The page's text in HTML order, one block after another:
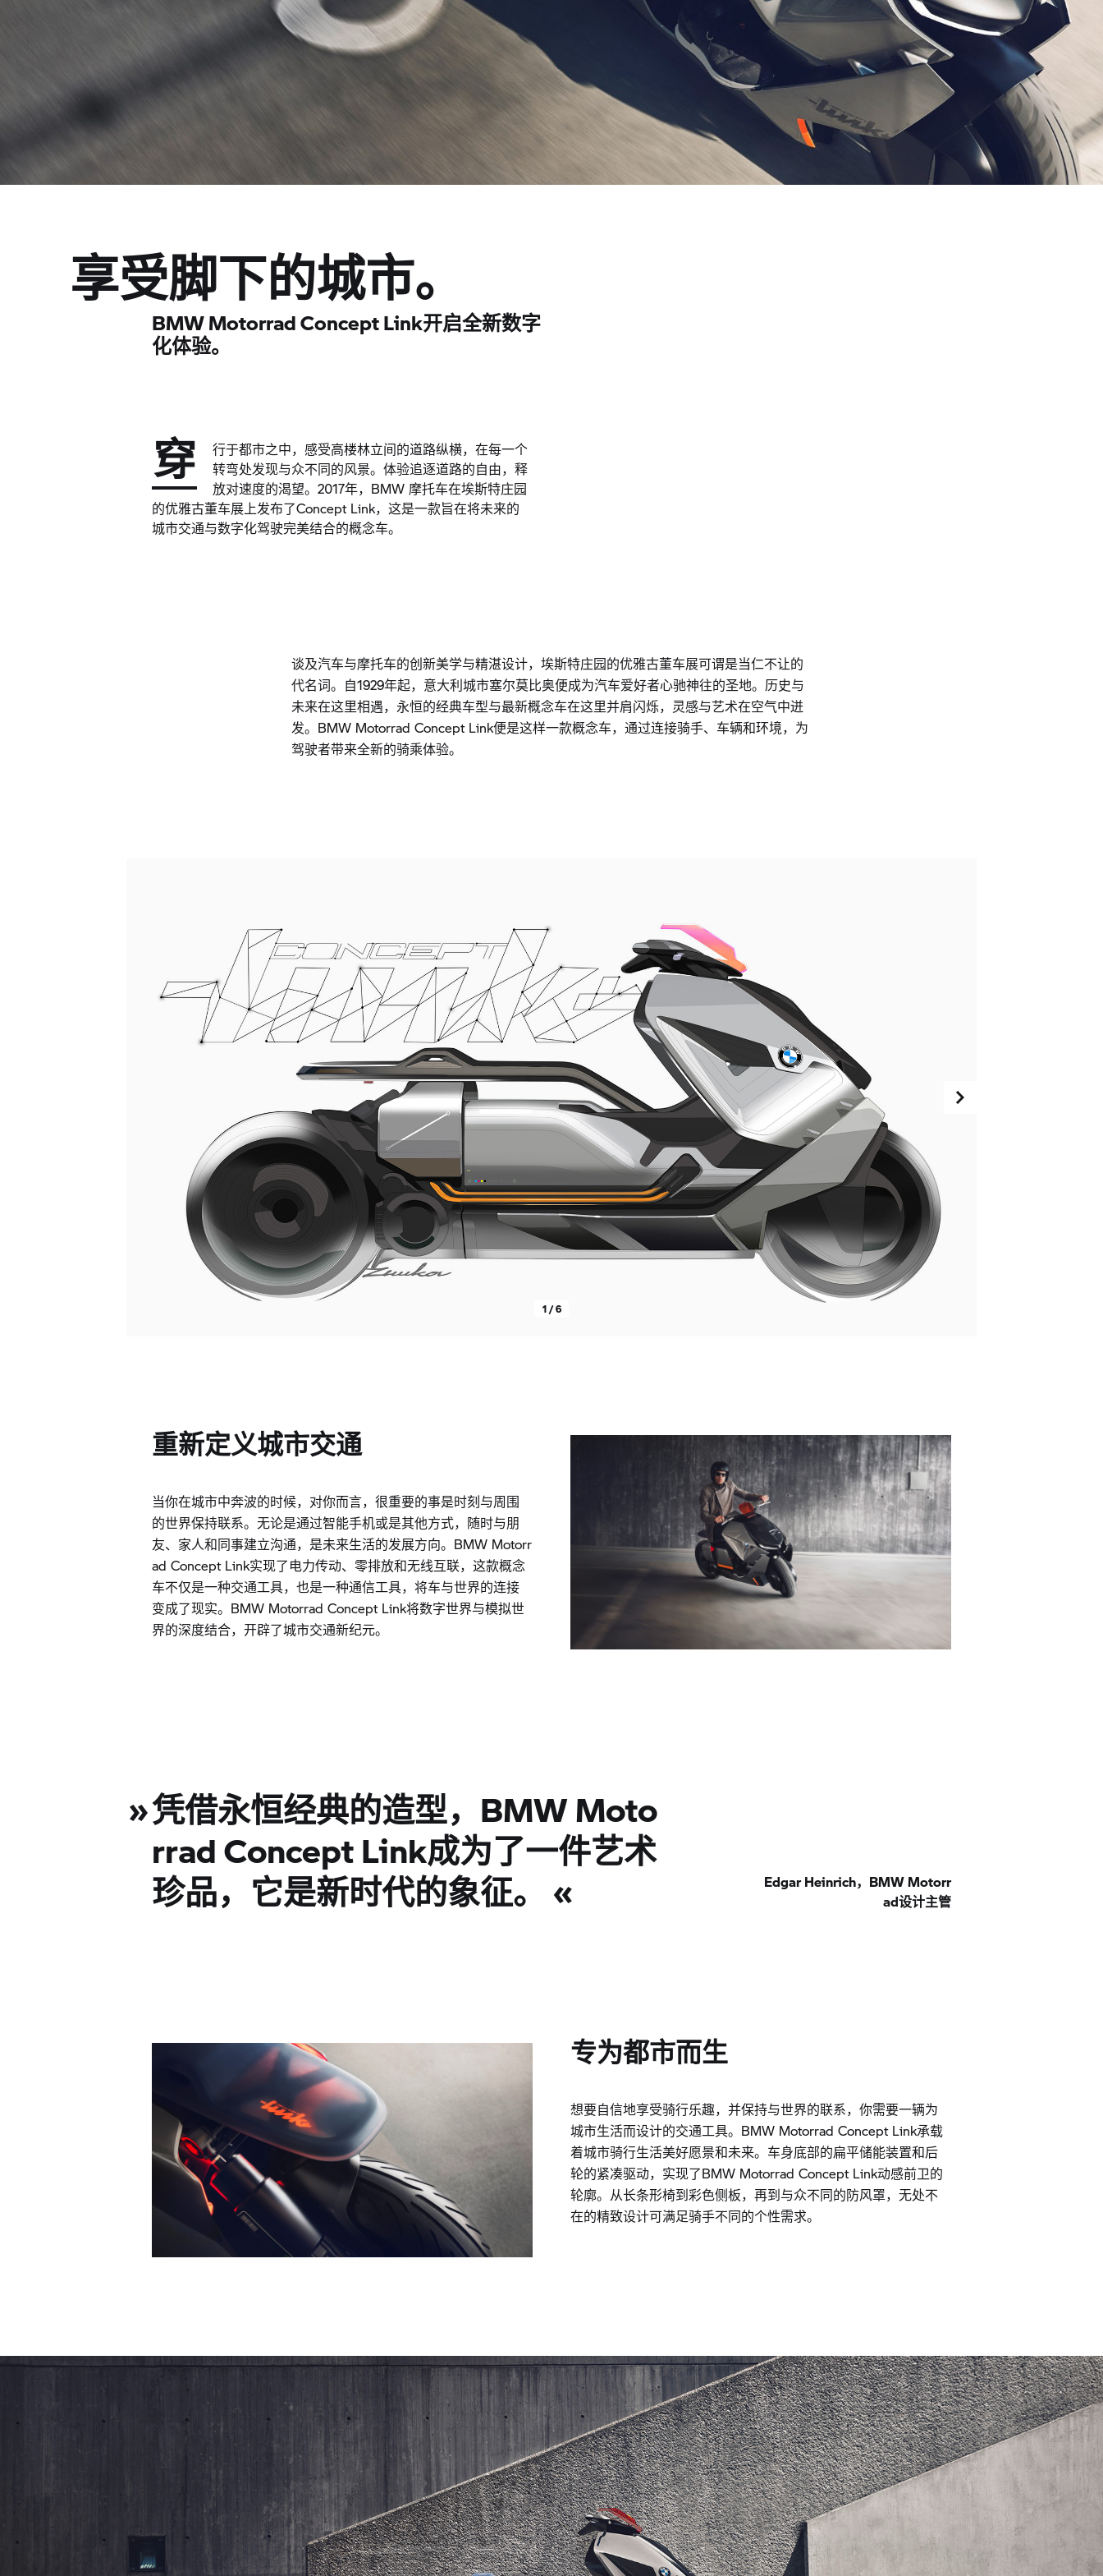
享受脚下的城市。
BMW Motorrad Concept Link开启全新数字
化体验。
穿
行于都市之中，感受高楼林立间的道路纵横，在每一个
转弯处发现与众不同的风景。体验追逐道路的自由，释
放对速度的渴望。2017年，BMW 摩托车在埃斯特庄园
的优雅古董车展上发布了Concept Link，这是一款旨在将未来的
城市交通与数字化驾驶完美结合的概念车。
谈及汽车与摩托车的创新美学与精湛设计，埃斯特庄园的优雅古董车展可谓是当仁不让的
代名词。自1929年起，意大利城市塞尔莫比奥便成为汽车爱好者心驰神往的圣地。历史与
未来在这里相遇，永恒的经典车型与最新概念车在这里并肩闪烁，灵感与艺术在空气中迸
发。BMW Motorrad Concept Link便是这样一款概念车，通过连接骑手、车辆和环境，为
驾驶者带来全新的骑乘体验。
1 / 6
重新定义城市交通
当你在城市中奔波的时候，对你而言，很重要的事是时刻与周围
的世界保持联系。无论是通过智能手机或是其他方式，随时与朋
友、家人和同事建立沟通，是未来生活的发展方向。BMW Motorr
ad Concept Link实现了电力传动、零排放和无线互联，这款概念
车不仅是一种交通工具，也是一种通信工具，将车与世界的连接
变成了现实。BMW Motorrad Concept Link将数字世界与模拟世
界的深度结合，开辟了城市交通新纪元。
»凭借永恒经典的造型，BMW Moto
rrad Concept Link成为了一件艺术
珍品，它是新时代的象征。 «
Edgar Heinrich，BMW Motorr
ad设计主管
专为都市而生
想要自信地享受骑行乐趣，并保持与世界的联系，你需要一辆为
城市生活而设计的交通工具。BMW Motorrad Concept Link承载
着城市骑行生活美好愿景和未来。车身底部的扁平储能装置和后
轮的紧凑驱动，实现了BMW Motorrad Concept Link动感前卫的
轮廓。从长条形椅到彩色侧板，再到与众不同的防风罩，无处不
在的精致设计可满足骑手不同的个性需求。